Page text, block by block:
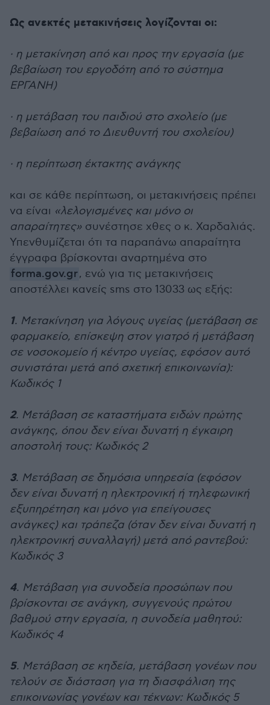
Ως ανεκτές μετακινήσεις λογίζονται οι:
· η μετακίνηση από και προς την εργασία (με
βεβαίωση του εργοδότη από το σύστημα
ΕΡΓΑΝΗ)
· η μετάβαση του παιδιού στο σχολείο (με
βεβαίωση από το Διευθυντή του σχολείου)
· η περίπτωση έκτακτης ανάγκης
και σε κάθε περίπτωση, οι μετακινήσεις πρέπει
να είναι «λελογισμένες και μόνο οι
απαραίτητες» συνέστησε χθες ο κ. Χαρδαλιάς.
Υπενθυμίζεται ότι τα παραπάνω απαραίτητα
έγγραφα βρίσκονται αναρτημένα στο
forma.gov.gr, ενώ για τις μετακινήσεις
αποστέλλει κανείς sms στο 13033 ως εξής:
1. Μετακίνηση για λόγους υγείας (μετάβαση σε
φαρμακείο, επίσκεψη στον γιατρό ή μετάβαση
σε νοσοκομείο ή κέντρο υγείας, εφόσον αυτό
συνιστάται μετά από σχετική επικοινωνία):
Κωδικός 1
2. Μετάβαση σε καταστήματα ειδών πρώτης
ανάγκης, όπου δεν είναι δυνατή η έγκαιρη
αποστολή τους: Κωδικός 2
3. Μετάβαση σε δημόσια υπηρεσία (εφόσον
δεν είναι δυνατή η ηλεκτρονική ή τηλεφωνική
εξυπηρέτηση και μόνο για επείγουσες
ανάγκες) και τράπεζα (όταν δεν είναι δυνατή η
ηλεκτρονική συναλλαγή) μετά από ραντεβού:
Κωδικός 3
4. Μετάβαση για συνοδεία προσώπων που
βρίσκονται σε ανάγκη, συγγενούς πρώτου
βαθμού στην εργασία, η συνοδεία μαθητού:
Κωδικός 4
5. Μετάβαση σε κηδεία, μετάβαση γονέων που
τελούν σε διάσταση για τη διασφάλιση της
επικοινωνίας γονέων και τέκνων: Κωδικός 5